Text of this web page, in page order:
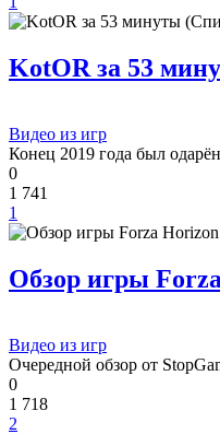
KotOR за 53
Видео из игр
Конец 2019 года был
0
1 741
1
Обзор игры
Видео из игр
Очередной обзор от
0
1 718
2